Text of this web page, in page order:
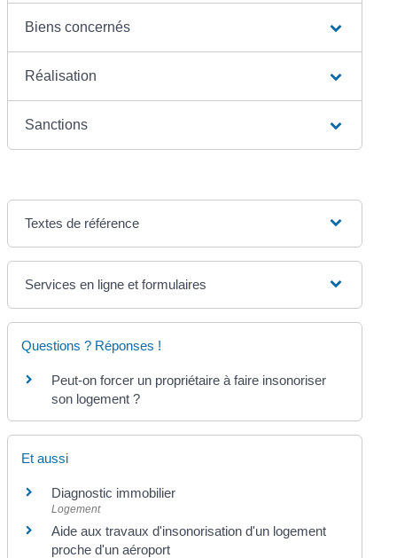
Biens concernés
Réalisation
Sanctions
Textes de référence
Services en ligne et formulaires
Questions ? Réponses !
Peut-on forcer un propriétaire à faire insonoriser
son logement ?
Et aussi
Diagnostic immobilier
Logement
Aide aux travaux d'insonorisation d'un logement
proche d'un aéroport